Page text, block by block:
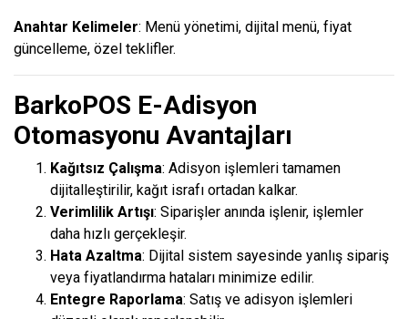
Anahtar Kelimeler: Menü yönetimi, dijital menü, fiyat
güncelleme, özel teklifler.
BarkoPOS E-Adisyon
Otomasyonu Avantajları
Kağıtsız Çalışma: Adisyon işlemleri tamamen
dijitalleştirilir, kağıt israfı ortadan kalkar.
Verimlilik Artışı: Siparişler anında işlenir, işlemler
daha hızlı gerçekleşir.
Hata Azaltma: Dijital sistem sayesinde yanlış sipariş
veya fiyatlandırma hataları minimize edilir.
Entegre Raporlama: Satış ve adisyon işlemleri